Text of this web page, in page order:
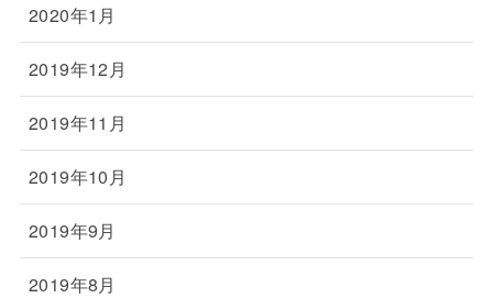
2020年1月
2019年12月
2019年11月
2019年10月
2019年9月
2019年8月